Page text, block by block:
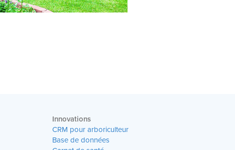
Innovations
CRM pour arboriculteur
Base de données